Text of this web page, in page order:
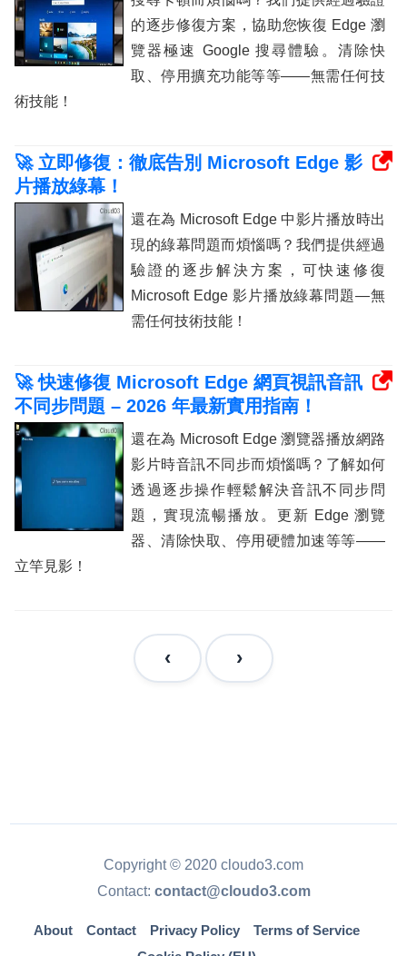
的逐步修復方案，協助您恢復 Edge 瀏
覽器極速 Google 搜尋體驗。清除快
取、停用擴充功能等等——無需任何技
術技能！
🚀 立即修復：徹底告別 Microsoft Edge 影
片播放綠幕！
還在為 Microsoft Edge 中影片播放時出
現的綠幕問題而煩惱嗎？我們提供經過
驗證的逐步解決方案，可快速修復
Microsoft Edge 影片播放綠幕問題—無
需任何技術技能！
🚀 快速修復 Microsoft Edge 網頁視訊音訊
不同步問題 – 2026 年最新實用指南！
還在為 Microsoft Edge 瀏覽器播放網路
影片時音訊不同步而煩惱嗎？了解如何
透過逐步操作輕鬆解決音訊不同步問
題，實現流暢播放。更新 Edge 瀏覽
器、清除快取、停用硬體加速等等——
立竿見影！
Copyright © 2020 cloudo3.com
Contact: contact@cloudo3.com
About Contact Privacy Policy
Terms of Service